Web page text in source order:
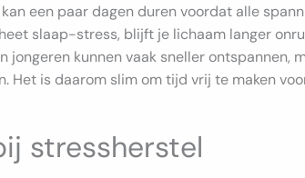
een paar dagen duren voordat alle
slaap-stress, blijft je lichaam langer
jongeren kunnen vaak sneller ontspannen,
Het is daarom slim om tijd vrij te maken
stressherstel